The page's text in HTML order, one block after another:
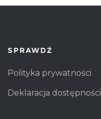
SPRAWDŹ
Polityka prywatności
Deklaracja dostępności